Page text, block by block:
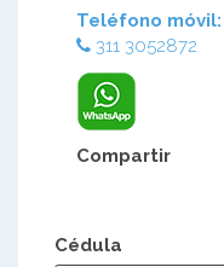
Teléfono móvil:
311 3052872
Compartir
Cédula